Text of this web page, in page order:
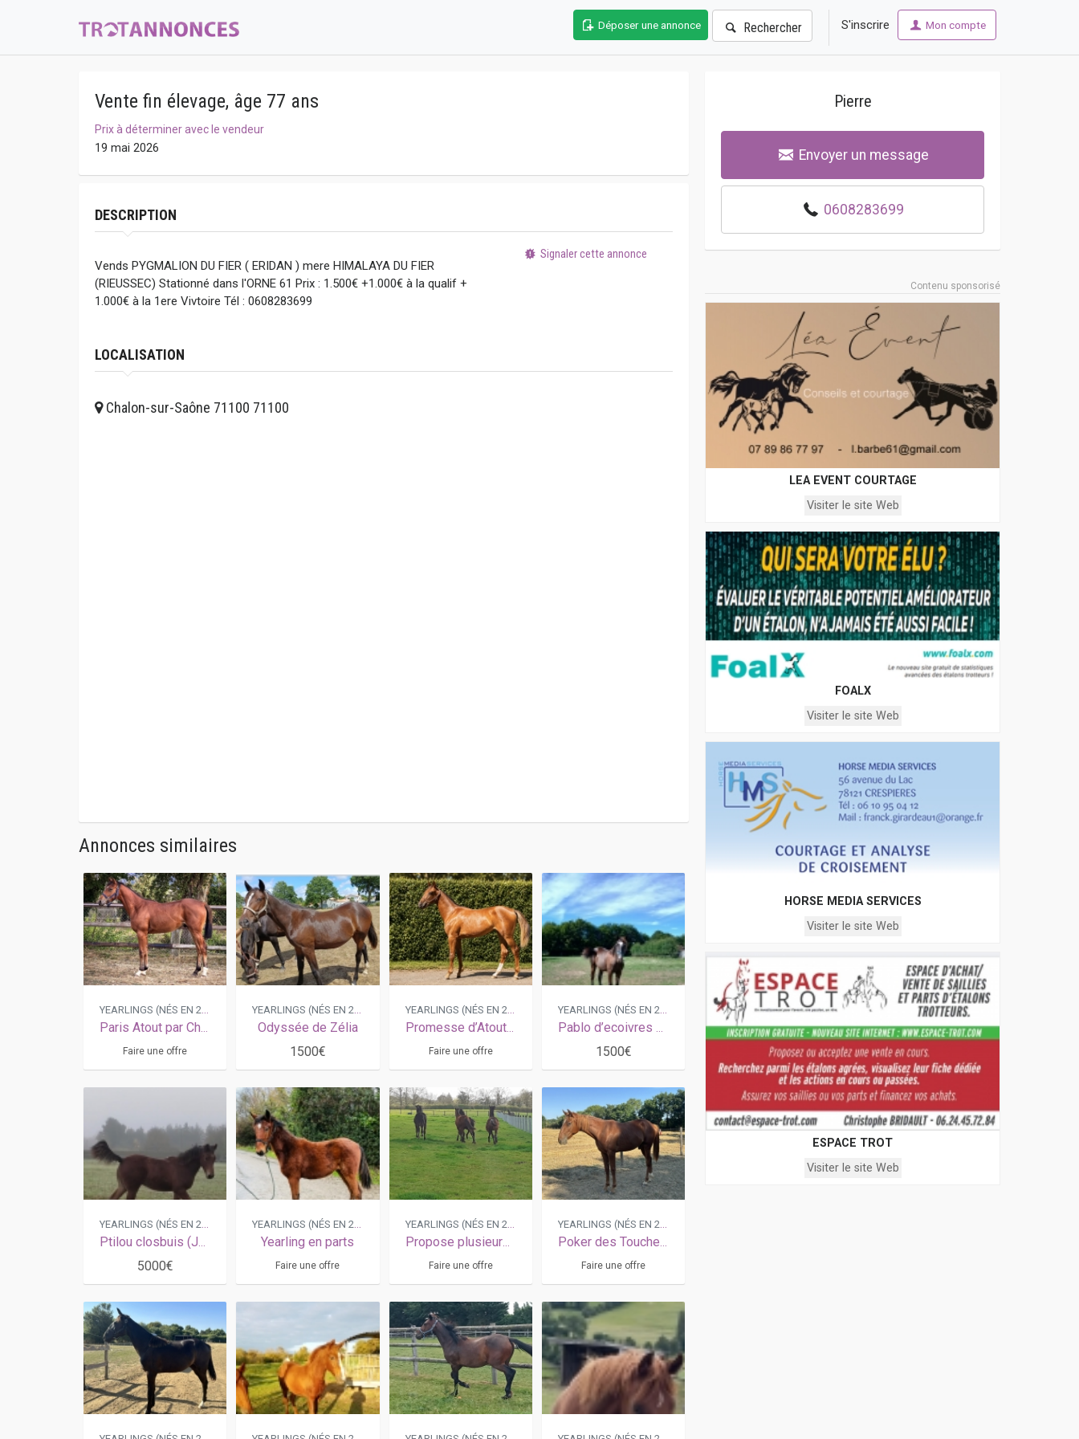
Déposer une annonce Rechercher S'inscrire Mon compte
Vente fin élevage, âge 77 ans
Prix à déterminer avec le vendeur
19 mai 2026
DESCRIPTION
Vends PYGMALION DU FIER ( ERIDAN ) mere HIMALAYA DU FIER
(RIEUSSEC) Stationné dans l'ORNE 61 Prix : 1.500€ +1.000€ à la qualif +
1.000€ à la 1ere Vivtoire Tél : 0608283699
Signaler cette annonce
LOCALISATION
Chalon-sur-Saône 71100 71100
Annonces similaires
YEARLINGS (NÉS EN 2025)
Paris Atout par Charly du Noyer , très belle souche de KRACK TIME ATOUT
Faire une offre
YEARLINGS (NÉS EN 2025)
Odyssée de Zélia
1500€
YEARLINGS (NÉS EN 2025)
Promesse d’Atout par Gu d’Heripré famille classique
Faire une offre
YEARLINGS (NÉS EN 2025)
Pablo d’ecoivres par Voluntary dream et Dolce vita d’em
1500€
YEARLINGS (NÉS EN 2025)
Ptilou closbuis (Joyner sport x Danseuse d'am (Coktail jet))
5000€
YEARLINGS (NÉS EN 2025)
Yearling en parts
Faire une offre
YEARLINGS (NÉS EN 2025)
Propose plusieurs yearlings Mâles et femelles
Faire une offre
YEARLINGS (NÉS EN 2025)
Poker des Touches Magnificent Rodney × Citadella
Faire une offre
Pierre
Envoyer un message
0608283699
Contenu sponsorisé
LEA EVENT COURTAGE
Visiter le site Web
FOALX
Visiter le site Web
HORSE MEDIA SERVICES
Visiter le site Web
ESPACE TROT
Visiter le site Web